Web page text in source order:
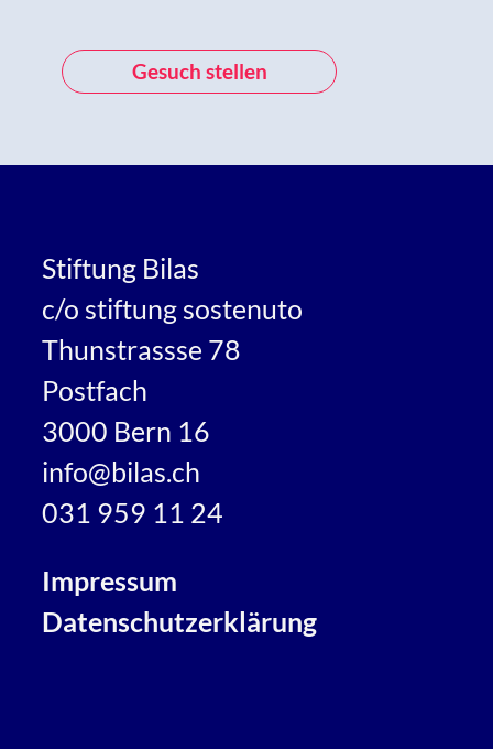
Gesuch stellen
Stiftung Bilas
c/o stiftung sostenuto
Thunstrassse 78
Postfach
3000 Bern 16
info@bilas.ch
031 959 11 24
Impressum
Datenschutzerklärung